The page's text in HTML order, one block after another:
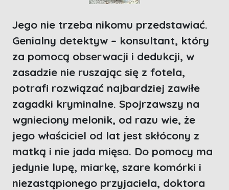
Jego nie trzeba nikomu przedstawiać.
Genialny detektyw – konsultant, który
za pomocą obserwacji i dedukcji, w
zasadzie nie ruszając się z fotela,
potrafi rozwiązać najbardziej zawiłe
zagadki kryminalne. Spojrzawszy na
wgnieciony melonik, od razu wie, że
jego właściciel od lat jest skłócony z
matką i nie jada mięsa. Do pomocy ma
jedynie lupę, miarkę, szare komórki i
niezastąpionego przyjaciela, doktora